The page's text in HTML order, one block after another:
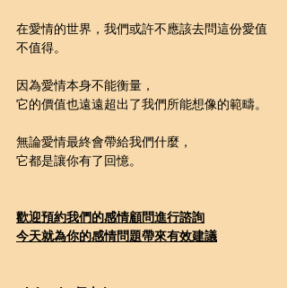
在愛情的世界，我們或許不應該去問這份愛值
不值得。
因為愛情本身不能衡量，
它的價值也遠遠超出了我們所能想像的範疇。
無論愛情最終會帶給我們什麼，
它都是讓你有了回憶。
歡迎預約我們的感情顧問進行諮詢
今天就為你的感情問題帶來有效建議